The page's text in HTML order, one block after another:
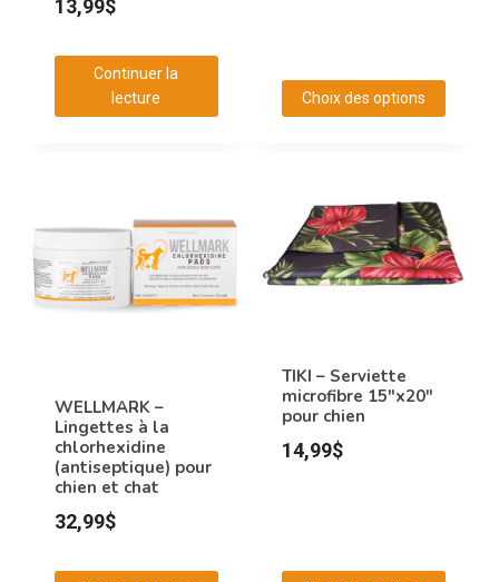
13,99$
Continuer la
lecture
Choix des options
plusieurs
variations.
Les
être
choisies
sur
la
WELLMARK –
Lingettes à la
chlorhexidine
(antiseptique) pour
chien et chat
32,99$
TIKI – Serviette
microfibre 15″x20″
pour chien
14,99$